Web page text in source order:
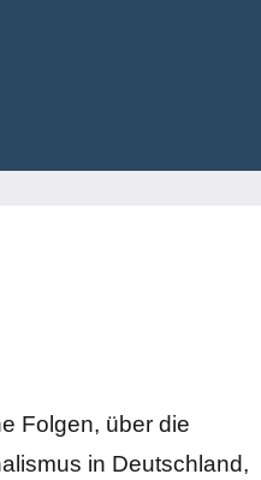
Folgen, über die
in Deutschland,